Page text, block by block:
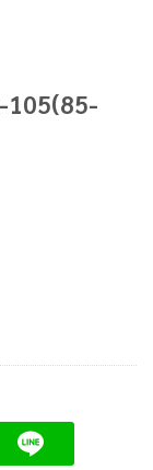
105(85-
MITSUBISHI ชิ้